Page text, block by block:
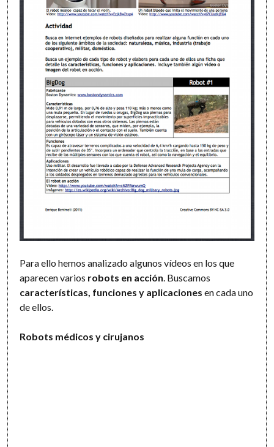
Para ello hemos analizado algunos vídeos en los que
aparecen varios robots en acción. Buscamos
características, funciones y aplicaciones en cada uno
de ellos.
Robots médicos y cirujanos